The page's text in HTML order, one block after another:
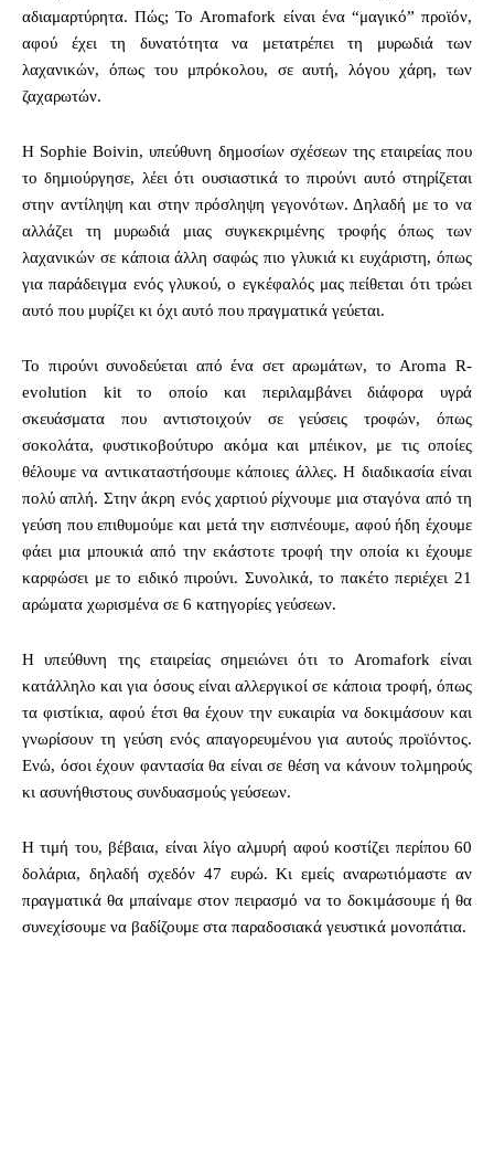
αδιαμαρτύρητα. Πώς; Το Aromafork είναι ένα “μαγικό” προϊόν,
αφού έχει τη δυνατότητα να μετατρέπει τη μυρωδιά των
λαχανικών, όπως του μπρόκολου, σε αυτή, λόγου χάρη, των
ζαχαρωτών.
Η Sophie Boivin, υπεύθυνη δημοσίων σχέσεων της εταιρείας που
το δημιούργησε, λέει ότι ουσιαστικά το πιρούνι αυτό στηρίζεται
στην αντίληψη και στην πρόσληψη γεγονότων. Δηλαδή με το να
αλλάζει τη μυρωδιά μιας συγκεκριμένης τροφής όπως των
λαχανικών σε κάποια άλλη σαφώς πιο γλυκιά κι ευχάριστη, όπως
για παράδειγμα ενός γλυκού, ο εγκέφαλός μας πείθεται ότι τρώει
αυτό που μυρίζει κι όχι αυτό που πραγματικά γεύεται.
Το πιρούνι συνοδεύεται από ένα σετ αρωμάτων, το Aroma R-
evolution kit το οποίο και περιλαμβάνει διάφορα υγρά
σκευάσματα που αντιστοιχούν σε γεύσεις τροφών, όπως
σοκολάτα, φυστικοβούτυρο ακόμα και μπέικον, με τις οποίες
θέλουμε να αντικαταστήσουμε κάποιες άλλες. Η διαδικασία είναι
πολύ απλή. Στην άκρη ενός χαρτιού ρίχνουμε μια σταγόνα από τη
γεύση που επιθυμούμε και μετά την εισπνέουμε, αφού ήδη έχουμε
φάει μια μπουκιά από την εκάστοτε τροφή την οποία κι έχουμε
καρφώσει με το ειδικό πιρούνι. Συνολικά, το πακέτο περιέχει 21
αρώματα χωρισμένα σε 6 κατηγορίες γεύσεων.
Η υπεύθυνη της εταιρείας σημειώνει ότι το Aromafork είναι
κατάλληλο και για όσους είναι αλλεργικοί σε κάποια τροφή, όπως
τα φιστίκια, αφού έτσι θα έχουν την ευκαιρία να δοκιμάσουν και
γνωρίσουν τη γεύση ενός απαγορευμένου για αυτούς προϊόντος.
Ενώ, όσοι έχουν φαντασία θα είναι σε θέση να κάνουν τολμηρούς
κι ασυνήθιστους συνδυασμούς γεύσεων.
Η τιμή του, βέβαια, είναι λίγο αλμυρή αφού κοστίζει περίπου 60
δολάρια, δηλαδή σχεδόν 47 ευρώ. Κι εμείς αναρωτιόμαστε αν
πραγματικά θα μπαίναμε στον πειρασμό να το δοκιμάσουμε ή θα
συνεχίσουμε να βαδίζουμε στα παραδοσιακά γευστικά μονοπάτια.